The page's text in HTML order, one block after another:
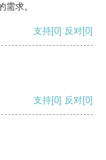
求。
支持[0] 反对[0]
支持[0] 反对[0]